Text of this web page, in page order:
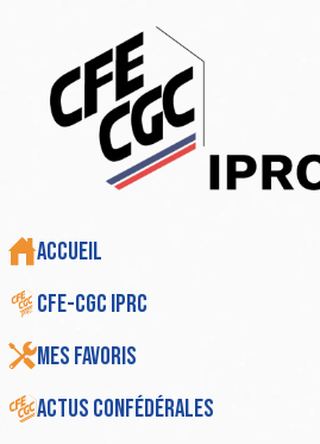
Accueil
CFE-CGC IPRC
Mes favoris
Actus Confédérales